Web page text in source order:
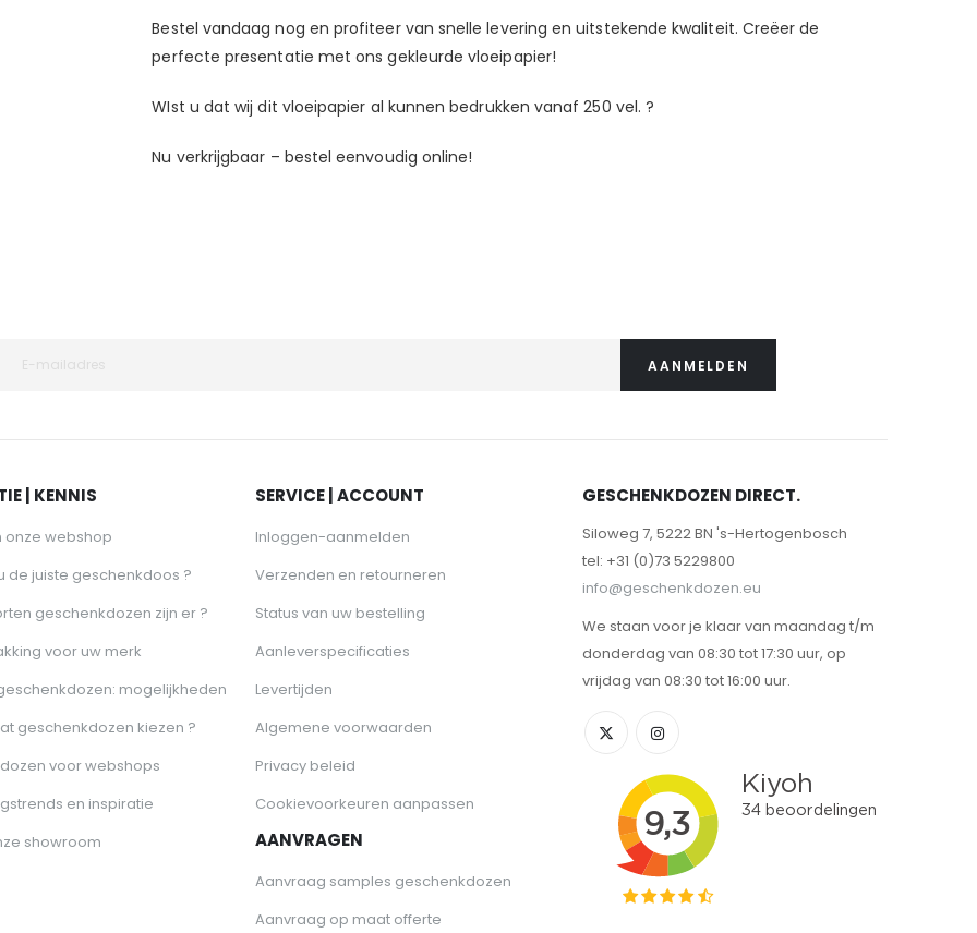
Bestel vandaag nog en profiteer van snelle levering en uitstekende kwaliteit. Creëer de
perfecte presentatie met ons gekleurde vloeipapier!
WIst u dat wij dit vloeipapier al kunnen bedrukken vanaf 250 vel. ?
Nu verkrijgbaar – bestel eenvoudig online!
AANMELDEN
| KENNIS
onze webshop
de juiste geschenkdoos ?
geschenkdozen zijn er ?
voor uw merk
mogelijkheden
geschenkdozen kiezen ?
voor webshops
en inspiratie
showroom
SERVICE | ACCOUNT
Inloggen-aanmelden
Verzenden en retourneren
Status van uw bestelling
Aanleverspecificaties
Levertijden
Algemene voorwaarden
Privacy beleid
Cookievoorkeuren aanpassen
AANVRAGEN
Aanvraag samples geschenkdozen
Aanvraag op maat offerte
GESCHENKDOZEN DIRECT.
Siloweg 7, 5222 BN 's-Hertogenbosch
tel: +31 (0)73 5229800
info@geschenkdozen.eu
We staan voor je klaar van maandag t/m
donderdag van 08:30 tot 17:30 uur, op
vrijdag van 08:30 tot 16:00 uur.